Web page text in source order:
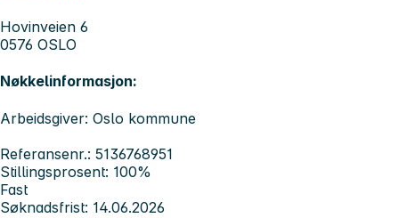
Hovinveien 6
0576 OSLO
Nøkkelinformasjon:
Arbeidsgiver: Oslo kommune
Referansenr.: 5136768951
Stillingsprosent: 100%
Fast
Søknadsfrist: 14.06.2026